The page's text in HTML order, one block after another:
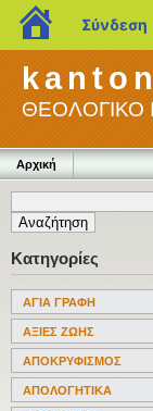
ΘΕΟΛΟΓΙΚΟ
Αρχική
Κατηγορίες
ΑΓΙΑ ΓΡΑΦΗ
ΑΞΙΕΣ ΖΩΗΣ
ΑΠΟΚΡΥΦΙΣΜΟΣ
ΑΠΟΛΟΓΗΤΙΚΑ
blogs.sch.gr
Σύνδεση